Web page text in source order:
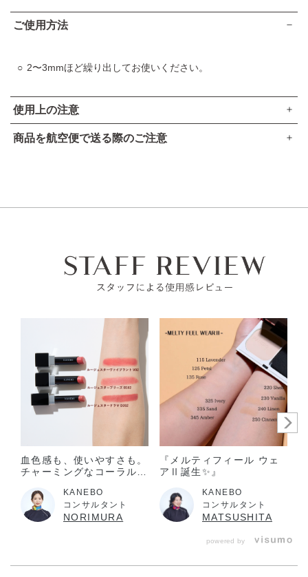
VOCE 2024年上半期 ベストコスメ
口紅部門 第3位（V02での受賞）
VOCE 2024年上半期 読者が選ぶベストコスメ
リップ部門 第3位
MAQUIA ベストコスメ 2024上半期
美的 美容賢者が選ぶ2024年上半期ベストコスメ
美的HEN 2024年美的HEN上半期ベストコスメ
メイクランキング 第1位（V07での受賞）
美的GRAND 美容賢者が選ぶ2024上半期ベストコスメリップ部
門 第1位（V07での受賞）
美的GRAND 読者が選ぶ2024上半期ベストコスメ
リップ部門 第1位（V07での受賞）
美ST 2024年上半期ベストSSTコスメ
美ST 2024年上半期ベストSSTコスメ
リップ賞 1位（V07での受賞）
リップ部門 1位
éclat 2024年上半期 大人の肌を輝かせるéclatベストコスメ大賞
ご使用方法
2〜3mmほど繰り出してお使いください。
使用上の注意
使用中、赤み、はれ、かゆみ、刺激等の異常があらわれた時
は使用を中止し、皮フ科医へのご相談をおすすめします。そ
のままご使用を続けると症状が悪化することがあります。
子供や認知症の方などの誤食等を防ぐため、置き場所にご注
商品を航空便で送る際のご注意
アルコール24％以下
血色感も、使いやすさも。
チャーミングなコーラルレ
KANEBO
コンサルタント
NORIMURA
『メルティフィール ウェ
アⅡ誕生✨』
KANEBO
コンサルタント
MATSUSHITA
powered by